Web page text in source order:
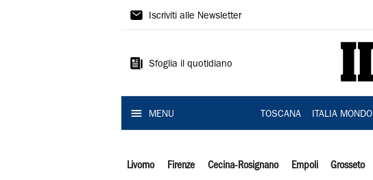
Il
Iscriviti alle Newsletter
Sfoglia il quotidiano
MENU TOSCANA ITALIA MONDO
Livorno Firenze Cecina-Rosignano Empoli Grosseto